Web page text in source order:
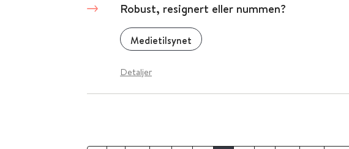
Robust, resignert eller nummen?
Medietilsynet
Detaljer